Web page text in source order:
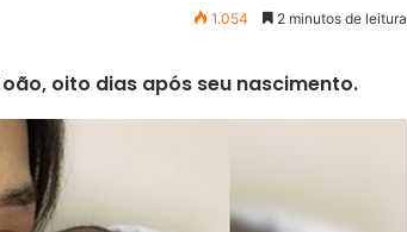
1.054 2 minutos de leitura
oito dias após seu nascimento.